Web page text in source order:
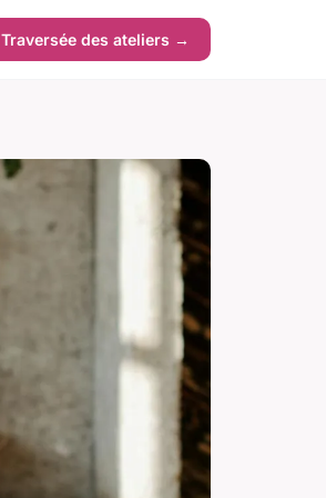
Traversée des ateliers →